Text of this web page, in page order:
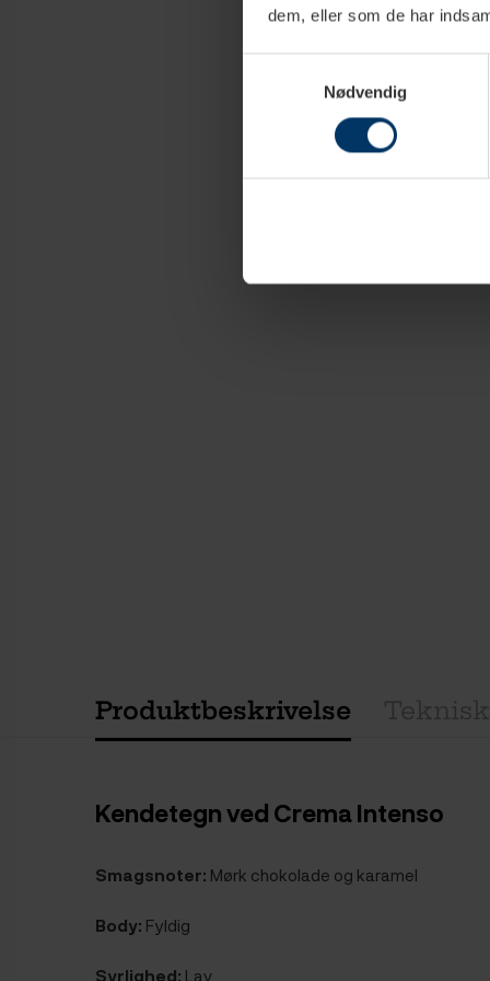
dem, eller som de har
Nødvendig
Produktbeskrivelse
Kendetegn ved Crema Intenso
Smagsnoter: Mørk chokolade og karamel
Body: Fyldig
Syrlighed: Lav